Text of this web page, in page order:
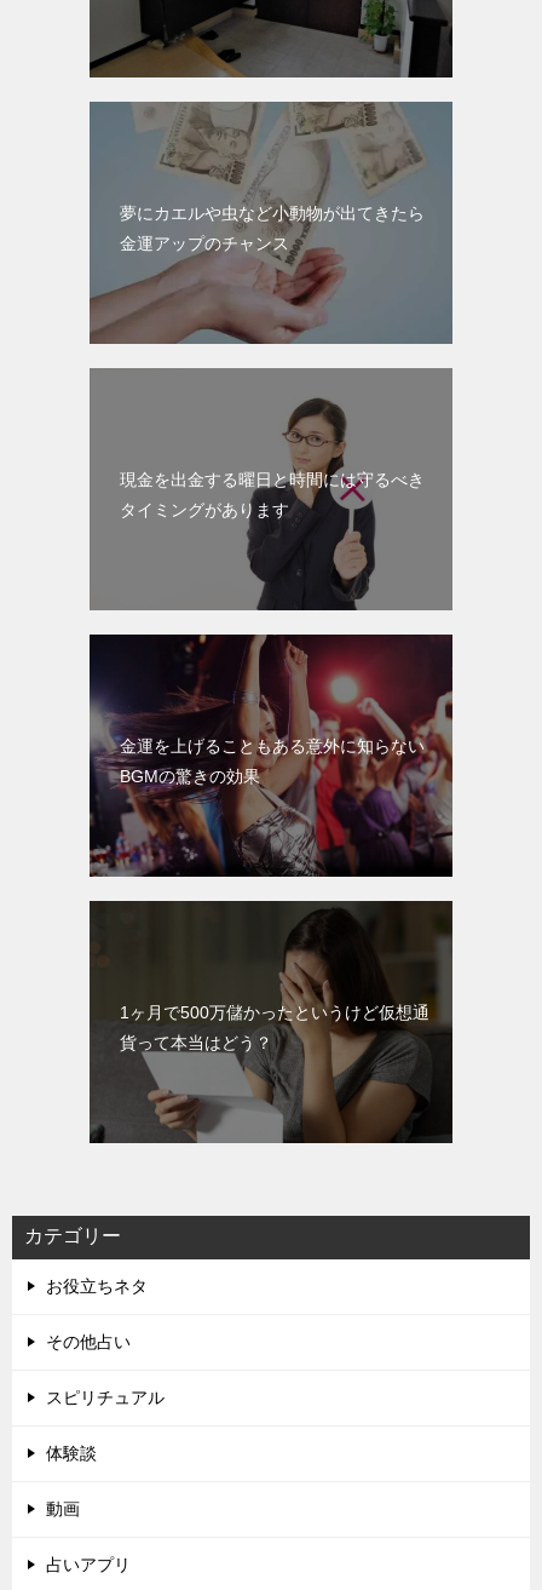
夢にカエルや虫など小動物が出てきたら
金運アップのチャンス
現金を出金する曜日と時間には守るべき
タイミングがあります
金運を上げることもある意外に知らない
BGMの驚きの効果
1ヶ月で500万儲かったというけど仮想通
貨って本当はどう？
カテゴリー
お役立ちネタ
その他占い
スピリチュアル
体験談
動画
占いアプリ